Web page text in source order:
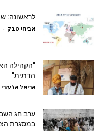
לראשונה:
אביחי טבק -
"הקהילה
הדתית"
אריאל אלעזרי
במסגרת